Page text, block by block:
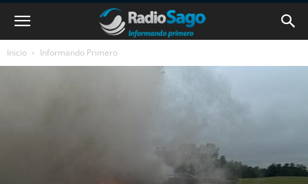
Inicio Informando Primero